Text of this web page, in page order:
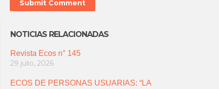
NOTICIAS RELACIONADAS
Revista Ecos n° 145
29 julio, 2026
ECOS DE PERSONAS USUARIAS: “LA